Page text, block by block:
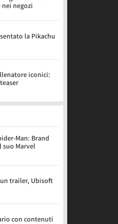
negozi
la Pikachu
iconici:
Man: Brand
suo Marvel
un trailer, Ubisoft
con contenuti